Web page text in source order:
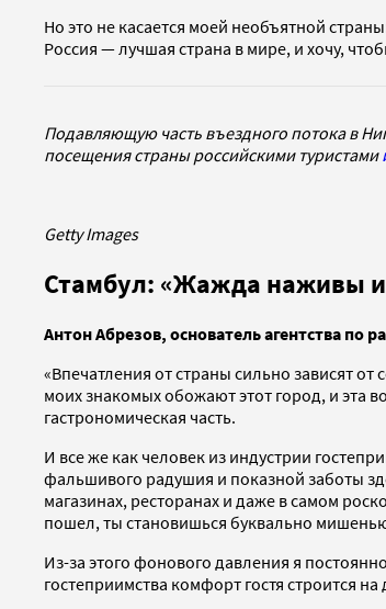
Но это не касается моей необъятной
Россия — лучшая страна в мире, и хочу,
Подавляющую часть въездного потока в
посещения страны российскими туристами
Getty Images
Стамбул: «Жажда наживы
Антон Абрезов, основатель агентства по
«Впечатления от страны сильно зависят
моих знакомых обожают этот город, и эта
гастрономическая часть.
И все же как человек из индустрии
фальшивого радушия и показной заботы
магазинах, ресторанах и даже в самом
пошел, ты становишься буквально
Из-за этого фонового давления я
гостеприимства комфорт гостя строится